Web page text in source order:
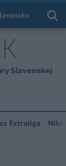
Slovenskej
Extraliga